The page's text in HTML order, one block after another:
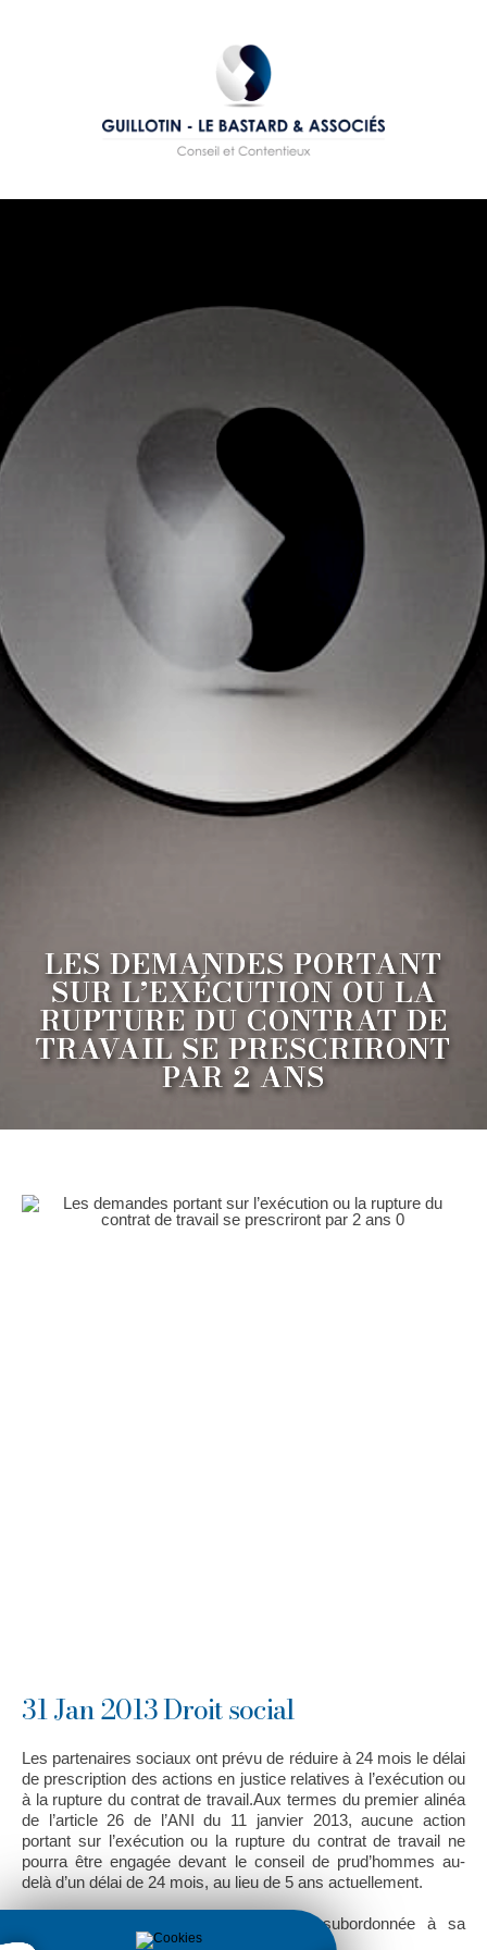
LES DEMANDES PORTANT
SUR L’EXÉCUTION OU LA
RUPTURE DU CONTRAT DE
TRAVAIL SE PRESCRIRONT
PAR 2 ANS
31 Jan 2013 Droit social
Les partenaires sociaux ont prévu de réduire à 24 mois le délai
de prescription des actions en justice relatives à l’exécution ou
à la rupture du contrat de travail.Aux termes du premier alinéa
de l’article 26 de l’ANI du 11 janvier 2013, aucune action
portant sur l’exécution ou la rupture du contrat de travail ne
pourra être engagée devant le conseil de prud’hommes au-
delà d’un délai de 24 mois, au lieu de 5 ans actuellement.
L’entrée en vigueur de ce texte est subordonnée à sa
transcription législative ou réglementaire.